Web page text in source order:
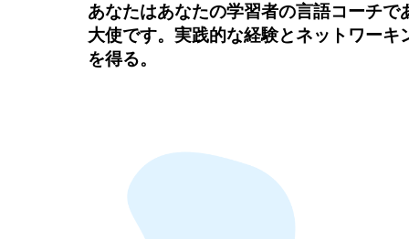
あなたはあなたの学習者の言語コーチで
大使です。実践的な経験とネットワーキ
を得る。